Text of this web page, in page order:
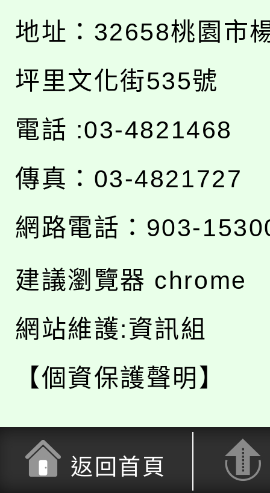
地址： 32658桃園市
坪里文化街535號
電話 :03-4821468
傳真：03-4821727
網路電話：903-
建議瀏覽器 chrome
網站維護:資訊組
【個資保護聲明】
返回首頁